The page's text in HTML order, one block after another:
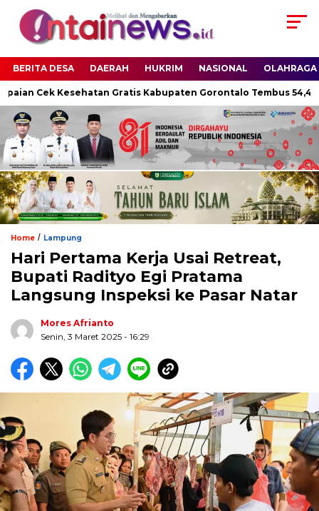
BERITA DESA DAERAH HUKRIM NASIONAL OLAHRAGA
Cek Kesehatan Gratis Kabupaten Gorontalo Tembus 54,43
Home / Lampung
Hari Pertama Kerja Usai Retreat,
Bupati Radityo Egi Pratama
Langsung Inspeksi ke Pasar Natar
Mores Afrianto
Senin, 3 Maret 2025 - 16:29